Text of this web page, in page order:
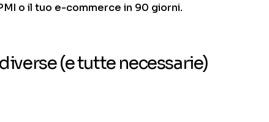
o il tuo e-commerce in 90 giorni.
(e tutte necessarie)